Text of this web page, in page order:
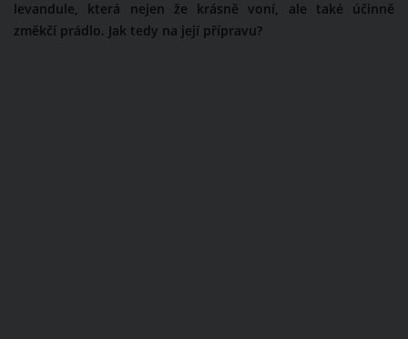
levandule, která nejen že krásně voní, ale také účinně
změkčí prádlo. Jak tedy na její přípravu?